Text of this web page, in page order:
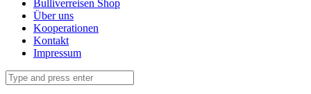
BULLI
VERREISEN
Reiseblog
BULLI
VERREISEN
Bulliverreisen Shop
Über uns
Kooperationen
Kontakt
Impressum
Search